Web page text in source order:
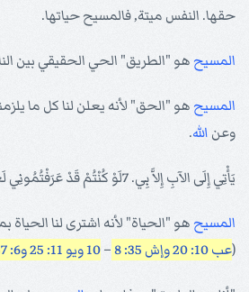
حقها. النفس ميتة, فالمسيح حياتها.
المسيح هو "الطريق" الحي الحقيقي بين
المسيح هو "الحق" لأنه يعلن لنا كل ما
وعن الله.
يَأْتِي إِلَى الآبِ إِلاَّ بِي. 7لَوْ كُنْتُمْ قَدْ عَرَفْتُمُونِي لَعَرَفْتُمْ أَبِي أَيْضاً.
المسيح هو "الحياة" لأنه اشترى لنا الحياة
(عب 10: 20 وإش 35: 8 –10 ويو 11: 25 و6: 57